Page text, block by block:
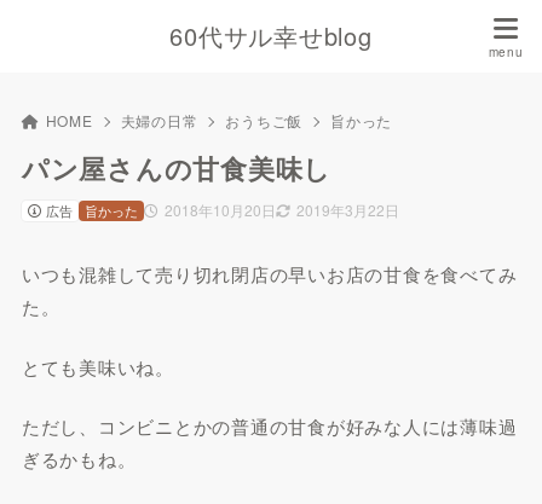
60代サル幸せblog
HOME 夫婦の日常 おうちご飯 旨かった
パン屋さんの甘食美味し
広告 2018年10月20日 2019年3月22日
旨かった
いつも混雑して売り切れ閉店の早いお店の甘食を食べてみ
た。
とても美味いね。
ただし、コンビニとかの普通の甘食が好みな人には薄味過
ぎるかもね。